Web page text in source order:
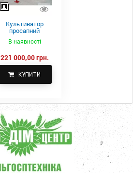
Культиватор
просапний
КПН-5,6-05
В наявності
221 000,00 грн.
КУПИТИ